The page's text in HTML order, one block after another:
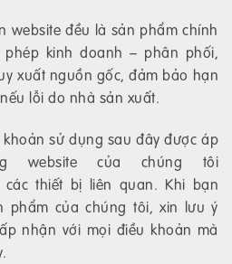
website đều là sản phẩm chính
kinh doanh – phân phối,
xuất nguồn gốc, đảm bảo hạn
lỗi do nhà sản xuất.
sử dụng sau đây được áp
website của chúng tôi
các thiết bị liên quan. Khi bạn
phẩm của chúng tôi, xin lưu ý
nhận với mọi điều khoản mà